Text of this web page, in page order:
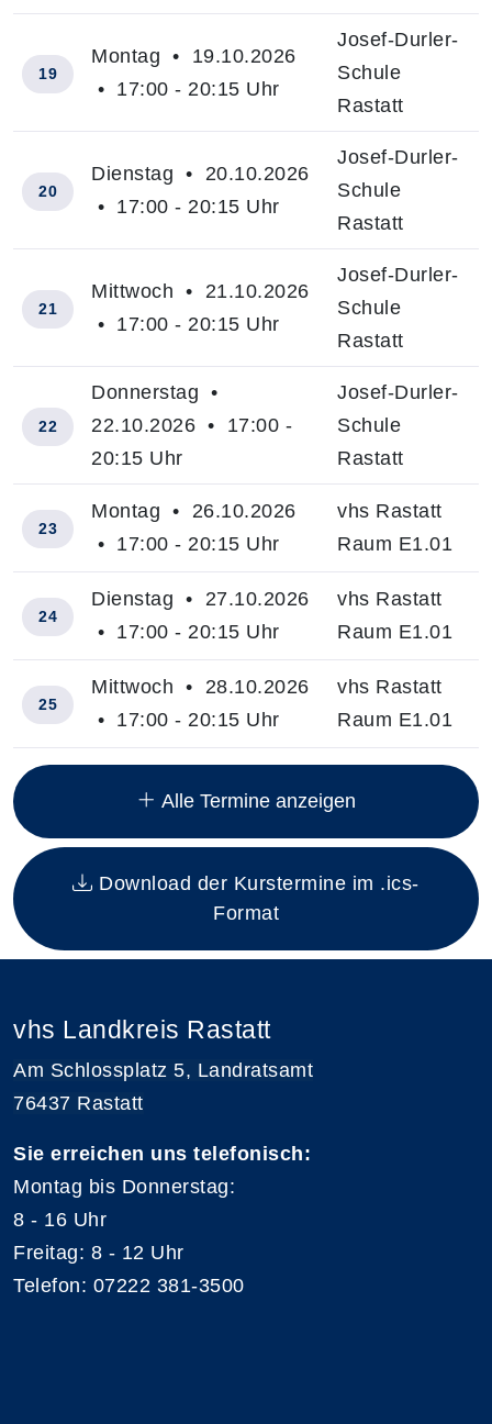
Insgesamt gibt es 25 Termine zum diesen Kurs
19
Montag • 19.10.2026
• 17:00 - 20:15 Uhr
Josef-Durler-
Schule
Rastatt
20
Dienstag • 20.10.2026
• 17:00 - 20:15 Uhr
Josef-Durler-
Schule
Rastatt
21
Mittwoch • 21.10.2026
• 17:00 - 20:15 Uhr
Josef-Durler-
Schule
Rastatt
22
Donnerstag •
22.10.2026 • 17:00 -
20:15 Uhr
Josef-Durler-
Schule
Rastatt
23
Montag • 26.10.2026
• 17:00 - 20:15 Uhr
vhs Rastatt
Raum E1.01
24
Dienstag • 27.10.2026
• 17:00 - 20:15 Uhr
vhs Rastatt
Raum E1.01
25
Mittwoch • 28.10.2026
• 17:00 - 20:15 Uhr
vhs Rastatt
Raum E1.01
Alle Termine anzeigen
Download der Kurstermine im .ics-
Format
vhs Landkreis Rastatt
Am Schlossplatz 5, Landratsamt
76437 Rastatt
Sie erreichen uns telefonisch:
Montag bis Donnerstag:
8 - 16 Uhr
Freitag: 8 - 12 Uhr
Telefon: 07222 381-3500